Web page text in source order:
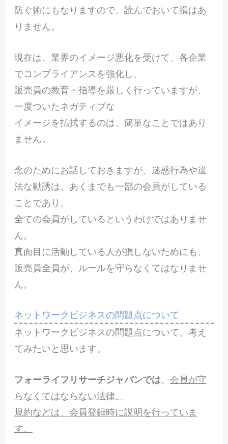
防ぐ術にもなりますので、読んでおいて損はあ
りません。
現在は、業界のイメージ悪化を受けて、各企業
でコンプライアンスを強化し、
販売員の教育・指導を厳しく行っていますが、
一度ついたネガティブな
イメージを払拭するのは、簡単なことではあり
ません。
念のためにお話しておきますが、迷惑行為や違
法な勧誘は、あくまでも一部の会員がしている
ことであり、
全ての会員がしているというわけではありませ
ん。
真面目に活動している人が損しないためにも、
販売員全員が、ルールを守らなくてはなりませ
ん。
ネットワークビジネスの問題点について
ネットワークビジネスの問題点について、考え
てみたいと思います。
フォーライフリサーチジャパンでは、 会員が守
らなくてはならない法律、
規約などは、会員登録時に説明を行っていま
す。